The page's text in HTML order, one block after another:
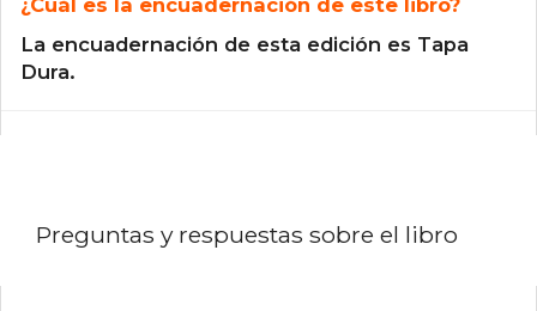
¿Cuál es la encuadernación de este libro?
La encuadernación de esta edición es Tapa
Dura.
Preguntas y respuestas sobre el libro